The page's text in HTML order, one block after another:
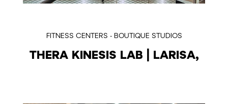
FITNESS CENTERS - BOUTIQUE STUDIOS
THERA KINESIS LAB | LARISA,